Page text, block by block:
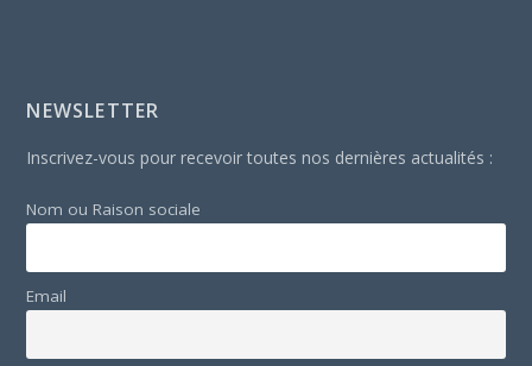
NEWSLETTER
Inscrivez-vous pour recevoir toutes nos dernières actualités :
Nom ou Raison sociale
Email